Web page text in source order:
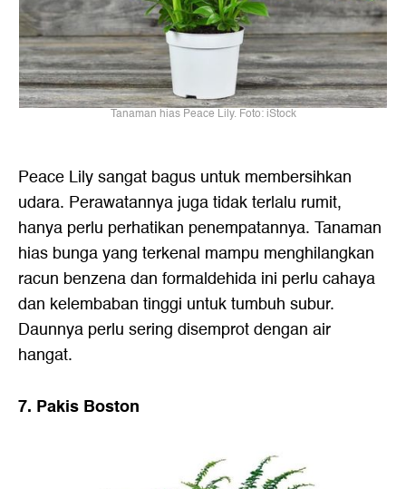
Tanaman hias Peace Lily. Foto: iStock
Peace Lily sangat bagus untuk membersihkan
udara. Perawatannya juga tidak terlalu rumit,
hanya perlu perhatikan penempatannya. Tanaman
hias bunga yang terkenal mampu menghilangkan
racun benzena dan formaldehida ini perlu cahaya
dan kelembaban tinggi untuk tumbuh subur.
Daunnya perlu sering disemprot dengan air
hangat.
7. Pakis Boston